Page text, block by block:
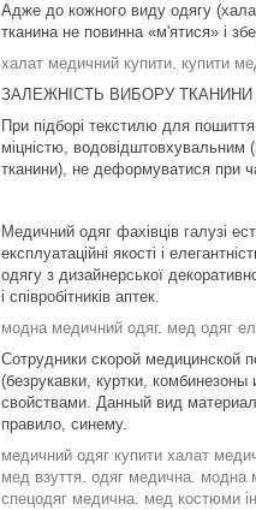
Адже до кожного виду одягу
тканина не повинна «м'ятися» і
халат медичний купити. купити
ЗАЛЕЖНІСТЬ ВИБОРУ ТКАНИНИ
При підборі текстилю для
міцністю, водовідштовхувальним
тканини), не деформуватися при
Медичний одяг фахівців галузі
експлуатаційні якості і
одягу з дизайнерської
і співробітників аптек.
модна медичний одяг. мед одяг
Сотрудники скорой медицинской
(безрукавки, куртки,
свойствами. Данный вид
правило, синему.
медичний одяг купити халат
мед взуття. одяг медична. модна
спецодяг медична. мед костюми